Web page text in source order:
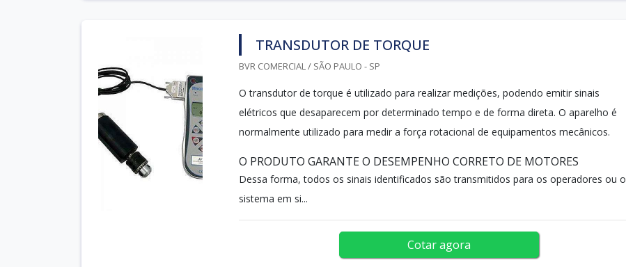
TRANSDUTOR DE TORQUE
BVR COMERCIAL / SÃO PAULO - SP
O transdutor de torque é utilizado para realizar medições, podendo emitir sinais
elétricos que desaparecem por determinado tempo e de forma direta. O aparelho é
normalmente utilizado para medir a força rotacional de equipamentos mecânicos.
O PRODUTO GARANTE O DESEMPENHO CORRETO DE MOTORES
Dessa forma, todos os sinais identificados são transmitidos para os operadores ou o
sistema em si...
Cotar agora